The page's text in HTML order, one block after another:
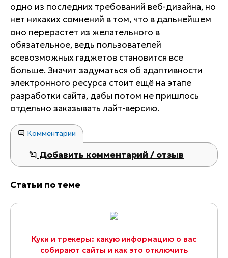
одно из последних требований веб-дизайна, но
нет никаких сомнений в том, что в дальнейшем
оно перерастет из желательного в
обязательное, ведь пользователей
всевозможных гаджетов становится все
больше. Значит задуматься об адаптивности
электронного ресурса стоит ещё на этапе
разработки сайта, дабы потом не пришлось
отдельно заказывать лайт-версию.
Комментарии
Добавить комментарий / отзыв
Статьи по теме
Куки и трекеры: какую информацию о вас
собирают сайты и как это отключить